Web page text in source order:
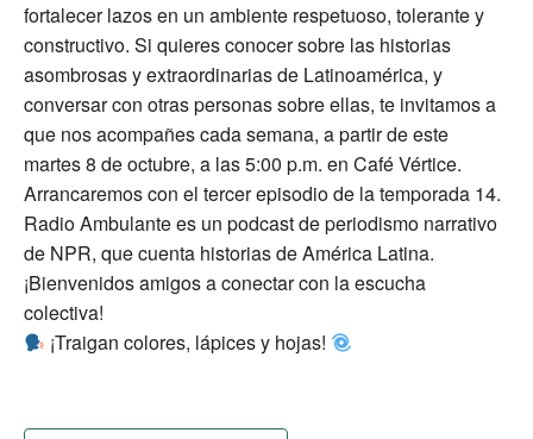
fortalecer lazos en un ambiente respetuoso, tolerante y
constructivo. Si quieres conocer sobre las historias
asombrosas y extraordinarias de Latinoamérica, y
conversar con otras personas sobre ellas, te invitamos a
que nos acompañes cada semana, a partir de este
martes 8 de octubre, a las 5:00 p.m. en Café Vértice.
Arrancaremos con el tercer episodio de la temporada 14.
Radio Ambulante es un podcast de periodismo narrativo
de NPR, que cuenta historias de América Latina.
¡Bienvenidos amigos a conectar con la escucha
colectiva!
¡Traigan colores, lápices y hojas!